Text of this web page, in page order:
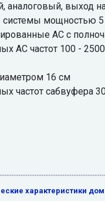
аналоговый, выход
системы мощностью
АС с
АС частот 100 -
16 см
частот сабвуфера
характеристики